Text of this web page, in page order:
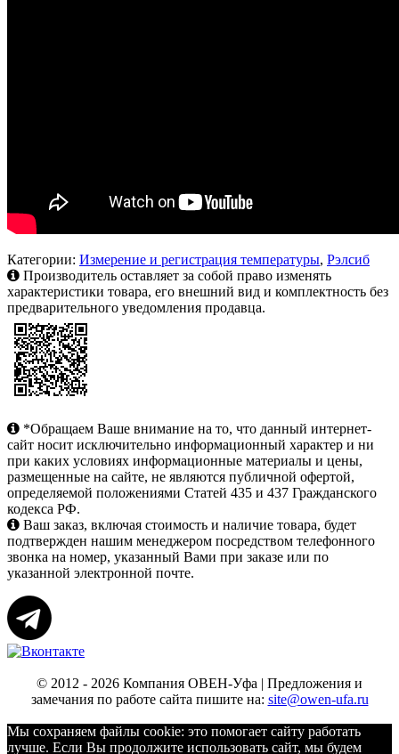
Категории: Измерение и регистрация температуры, Рэлсиб
Производитель оставляет за собой право изменять
характеристики товара, его внешний вид и комплектность без
предварительного уведомления продавца.
*Обращаем Ваше внимание на то, что данный интернет-
сайт носит исключительно информационный характер и ни
при каких условиях информационные материалы и цены,
размещенные на сайте, не являются публичной офертой,
определяемой положениями Статей 435 и 437 Гражданского
кодекса РФ.
Ваш заказ, включая стоимость и наличие товара, будет
подтвержден нашим менеджером посредством телефонного
звонка на номер, указанный Вами при заказе или по
указанной электронной почте.
© 2012 - 2026 Компания ОВЕН-Уфа | Предложения и
замечания по работе сайта пишите на: site@owen-ufa.ru
Мы cохраняем файлы cookie: это помогает сайту работать
лучше. Если Вы продолжите использовать сайт, мы будем